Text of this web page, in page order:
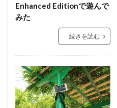
Enhanced Editionで遊んで
みた
続きを読む